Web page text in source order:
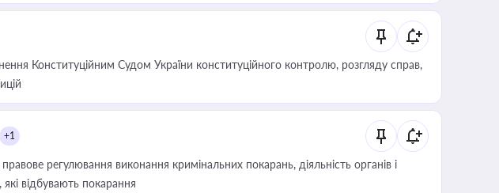
Конституційним Судом України конституційного контролю, розгляду справ,
+1
регулювання виконання кримінальних покарань, діяльність органів і
відбувають покарання